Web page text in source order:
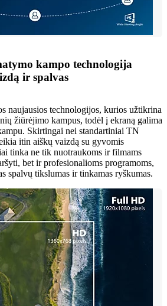
kampo technologija
ir spalvas
naujausios technologijos, kurios užtikrina
žiūrėjimo kampus, todėl į ekraną galima
Skirtingai nei standartiniai TN
itin aiškų vaizdą su gyvomis
tinka ne tik nuotraukoms ir filmams
bet ir profesionalioms programoms,
spalvų tikslumas ir tinkamas ryškumas.